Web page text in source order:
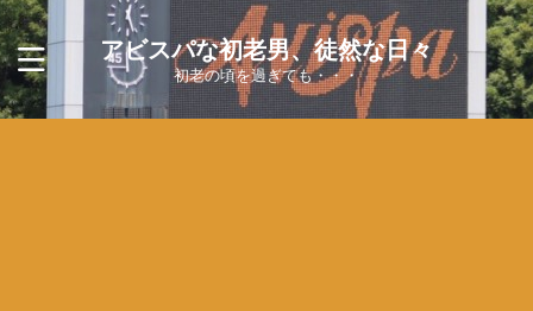
アビスパな初老男、徒然な日々
初老の頃を過ぎても・・・